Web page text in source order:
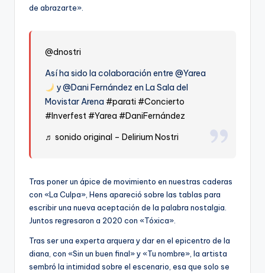
de abrazarte».
@dnostri
Así ha sido la colaboración entre @Yarea
y @Dani Fernández en La Sala del
Movistar Arena#parati #Concierto
#Inverfest#Yarea #DaniFernández
♬ sonido original – Delirium Nostri
Tras poner un ápice de movimiento en nuestras caderas
con «La Culpa», Hens apareció sobre las tablas para
escribir una nueva aceptación de la palabra nostalgia.
Juntos regresaron a 2020 con «Tóxica».
Tras ser una experta arquera y dar en el epicentro de la
diana, con «Sin un buen final» y «Tu nombre», la artista
sembró la intimidad sobre el escenario, esa que solo se